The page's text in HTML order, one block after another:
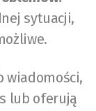
sytuacji,
wiadomości,
lub oferują